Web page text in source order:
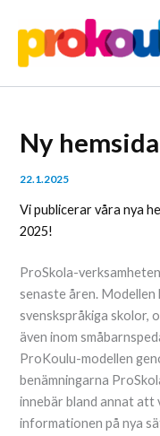
innehåll
Ny
22.1.2025
Vi publicerar våra nya
2025!
ProSkola-
senaste åren.
svenskspråkiga skolor,
även inom
ProKoulu-modellen
benämningarna
innebär bland annat
informationen på nya